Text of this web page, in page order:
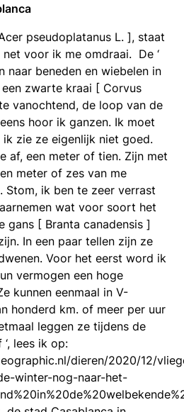
pseudoplatanus L. ], staat
voor ik me omdraai. De ‘
naar beneden en wiebelen in
zwarte kraai [ Corvus
vanochtend, de loop van de
hoor ik ganzen. Ik moet
ik zie ze eigenlijk niet goed.
af, een meter of tien. Zijn met
meter of zes van me
Stom, ik ben te zeer verrast
wat voor soort het
gans [ Branta canadensis ]
In een paar tellen zijn ze
Voor het eerst word ik
vermogen een hoge
kunnen eenmaal in V-
honderd km. of meer per uur
leggen ze tijdens de
lees ik op:
dieren/2020/12/
winter-nog-naar-het-